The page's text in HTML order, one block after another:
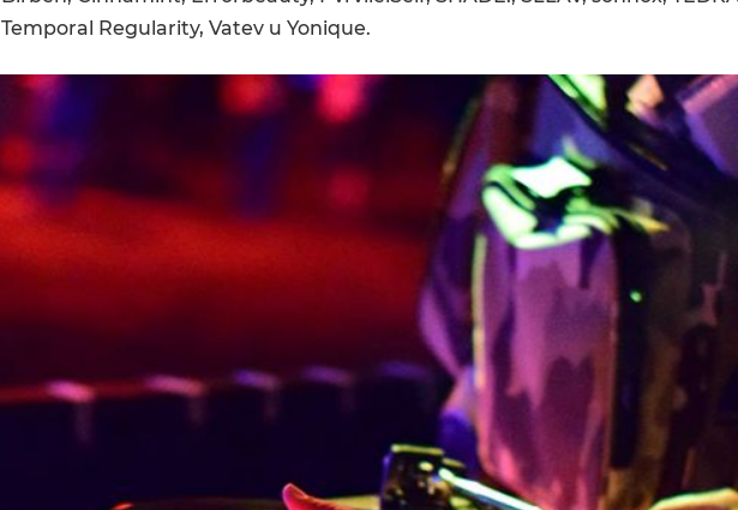
Temporal Regularity, Vatev и Yonique.